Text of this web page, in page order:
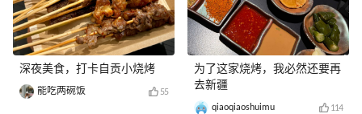
深夜美食，打卡自贡小烧烤
能吃两碗饭 55
为了这家烧烤，我必然还要再
去新疆
qiaoqiaoshuimu 114